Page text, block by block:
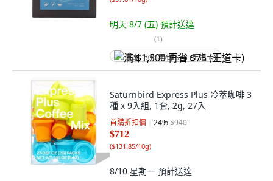
明天 8/7 (五) 預計送達
(1)
满 $1,500 再省 $75 (王道卡)
Saturnbird Express Plus 冷萃咖啡 3
種 x 9入組, 1套, 2g, 27入
首購折扣價 24%$940
$712
($131.85/10g)
8/10 星期一 預計送達